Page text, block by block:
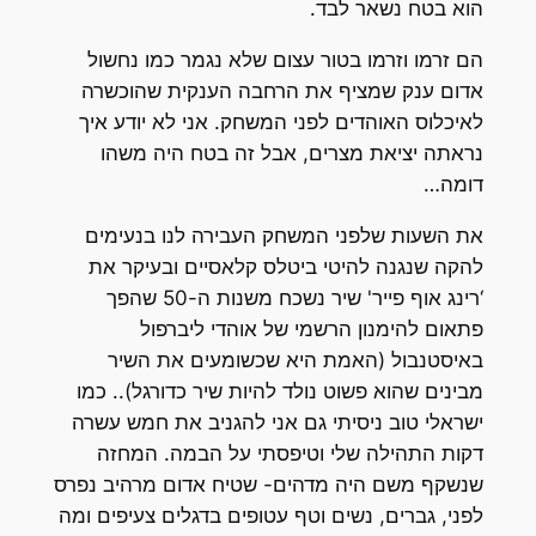
הוא בטח נשאר לבד.
הם זרמו וזרמו בטור עצום שלא נגמר כמו נחשול
אדום ענק שמציף את הרחבה הענקית שהוכשרה
לאיכלוס האוהדים לפני המשחק. אני לא יודע איך
נראתה יציאת מצרים, אבל זה בטח היה משהו
דומה…
את השעות שלפני המשחק העבירה לנו בנעימים
להקה שנגנה להיטי ביטלס קלאסיים ובעיקר את
‘רינג אוף פייר' שיר נשכח משנות ה-50 שהפך
פתאום להימנון הרשמי של אוהדי ליברפול
באיסטנבול (האמת היא שכשומעים את השיר
מבינים שהוא פשוט נולד להיות שיר כדורגל).. כמו
ישראלי טוב ניסיתי גם אני להגניב את חמש עשרה
דקות התהילה שלי וטיפסתי על הבמה. המחזה
שנשקף משם היה מדהים- שטיח אדום מרהיב נפרס
לפני, גברים, נשים וטף עטופים בדגלים צעיפים ומה